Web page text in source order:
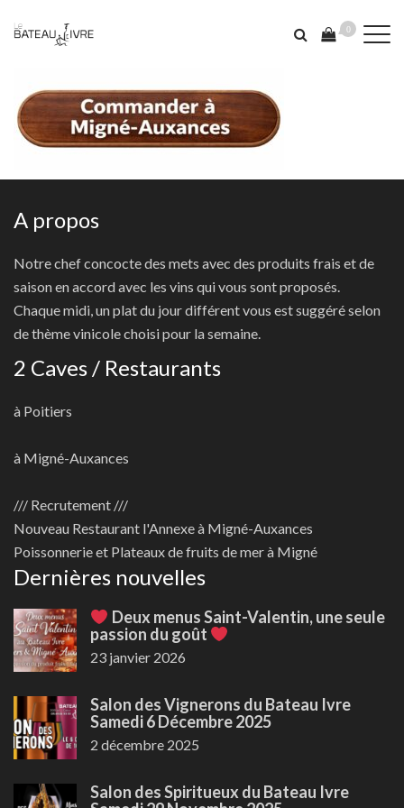
0
A propos
Notre chef concocte des mets avec des produits frais et de
saison en accord avec les vins qui vous sont proposés.
Chaque midi, un plat du jour différent vous est suggéré selon
de thème vinicole choisi pour la semaine.
2 Caves / Restaurants
à Poitiers
à Migné-Auxances
/// Recrutement ///
Nouveau Restaurant l'Annexe à Migné-Auxances
Poissonnerie et Plateaux de fruits de mer à Migné
Dernières nouvelles
Deux menus Saint-Valentin, une seule
passion du goût
23 janvier 2026
Salon des Vignerons du Bateau Ivre
Samedi 6 Décembre 2025
2 décembre 2025
Salon des Spiritueux du Bateau Ivre